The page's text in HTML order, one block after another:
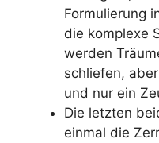
Formulierung
die komplexe
werden
schliefen,
und nur ein
Die letzten
einmal die